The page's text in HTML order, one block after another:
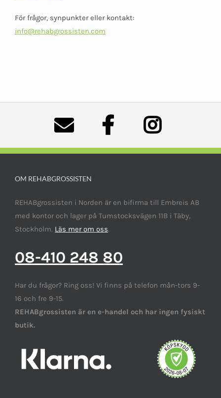
För frågor, synpunkter eller kontakt:
info@rehabgrossisten.com
OM REHABGROSSISTEN
REHABgrossisten i Norden är en bifirma till Embreis AB
med kontor och lager på Tumstocksvägen 11B i Täby,
Stockholm. Läs mer om oss.
08-410 248 80
Har du frågor? Ring oss! Vi finns på telefon mån-tors 9-
16 och fre 9-15.
REHABgrossisten är en e-handel och har ingen fysiskt
butik.